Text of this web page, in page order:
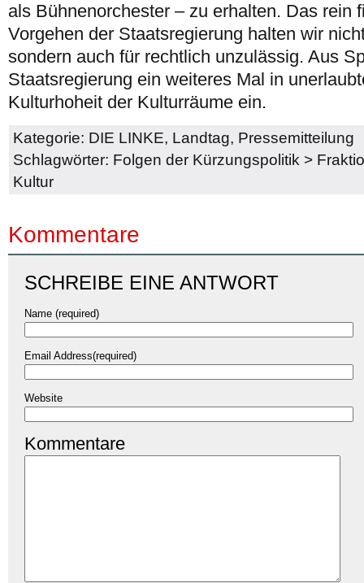
als Bühnenorchester – zu erhalten. Das rein
Vorgehen der Staatsregierung halten wir
sondern auch für rechtlich unzulässig. Aus
Staatsregierung ein weiteres Mal in
Kulturhoheit der Kulturräume ein.
Kategorie: DIE LINKE, Landtag, Pressemitteilung
Schlagwörter: Folgen der Kürzungspolitik >
Kultur
Kommentare
SCHREIBE EINE ANTWORT
Name (required)
Email Address(required)
Website
Kommentare